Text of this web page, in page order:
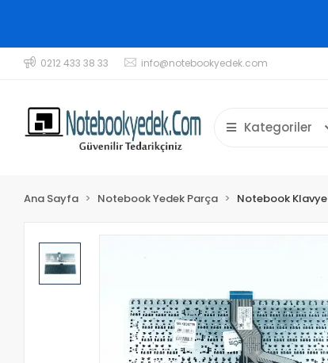
0212 433 38 33 info@notebookyedek.com
Kategoriler
Ana Sayfa Notebook Yedek Parça Notebook Klavye